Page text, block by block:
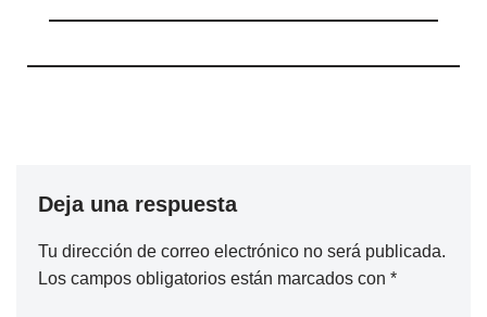
Deja una respuesta
Tu dirección de correo electrónico no será publicada.
Los campos obligatorios están marcados con *